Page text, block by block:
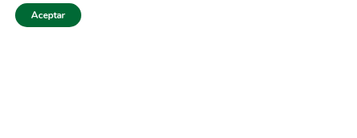
Cuautlancingo
Cuautlancingo, 72730 Puebla (México)
Aceptar